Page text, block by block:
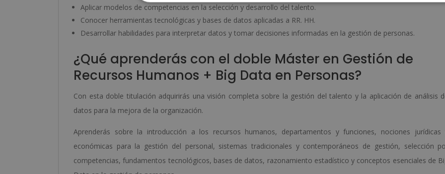
Aplicar modelos de competencias en la selección y desarrollo del talento.
Conocer herramientas tecnológicas y bases de datos aplicadas a RR. HH.
Desarrollar habilidades para interpretar datos y tomar decisiones informadas en la gestión de personas.
¿Qué aprenderás con el doble Máster en Gestión de
Recursos Humanos + Big Data en Personas?
Con esta doble titulación adquirirás una visión completa sobre la gestión del talento y la aplicación de análisis
datos para la mejora de la organización.
Aprenderás sobre la introducción a los recursos humanos, departamentos y funciones, nociones jurídicas
económicas para la gestión del personal, sistemas tradicionales y contemporáneos de gestión, selección
competencias, fundamentos tecnológicos, bases de datos, razonamiento estadístico y conceptos esenciales de